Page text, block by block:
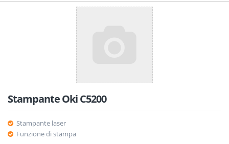
Stampante Oki C5200
Stampante laser
Funzione di stampa